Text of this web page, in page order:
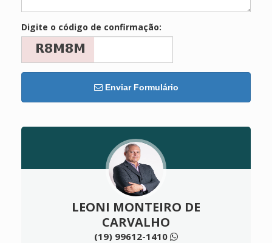
Digite o código de confirmação:
Enviar Formulário
LEONI MONTEIRO DE
CARVALHO
(19) 99612-1410